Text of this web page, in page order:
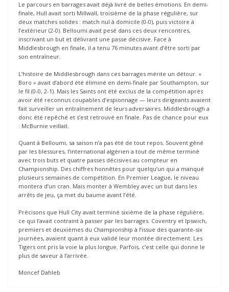
Le parcours en barrages avait déjà livré de belles émotions. En demi-
finale, Hull avait sorti Millwall, troisième de la phase régulière, sur
deux matches solides : match nul à domicile (0-0), puis victoire à
l’extérieur (2-0). Belloumi avait pesé dans ces deux rencontres,
inscrivant un but et délivrant une passe décisive. Face à
Middlesbrough en finale, il a tenu 76 minutes avant d’être sorti par
son entraîneur.
L’histoire de Middlesbrough dans ces barrages mérite un détour. «
Boro » avait d’abord été éliminé en demi-finale par Southampton, sur
le fil (0-0, 2-1). Mais les Saints ont été exclus de la compétition après
avoir été reconnus coupables d’espionnage — leurs dirigeants avaient
fait surveiller un entraînement de leurs adversaires. Middlesbrough a
donc été repêché et s’est retrouvé en finale. Pas de chance pour eux
: McBurnie veillait.
Quant à Belloumi, sa saison n’a pas été de tout repos. Souvent gêné
par les blessures, l’international algérien a tout de même terminé
avec trois buts et quatre passes décisives au compteur en
Championship. Des chiffres honnêtes pour quelqu’un qui a manqué
plusieurs semaines de compétition. En Premier League, le niveau
montera d’un cran. Mais monter à Wembley avec un but dans les
arrêts de jeu, ça met du baume avant l’été.
Précisons que Hull City avait terminé sixième de la phase régulière,
ce qui l’avait contraint à passer par les barrages. Coventry et Ipswich,
premiers et deuxièmes du Championship à l’issue des quarante-six
journées, avaient quant à eux validé leur montée directement. Les
Tigers ont pris la voie la plus longue. Parfois, c’est celle qui donne le
plus de saveur à l’arrivée.
Moncef Dahleb